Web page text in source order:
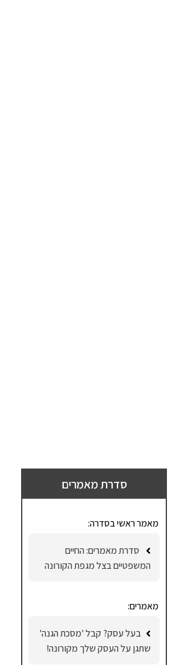
סדרת מאמרים
מאמר ראשי בסדרה:
סדרת מאמרים: החיים
המשפטיים בצל מגפת הקורונה
מאמרים:
בעל עסק? קבל 'מסכת הגנה'
שתגן על העסק שלך מקורונה!